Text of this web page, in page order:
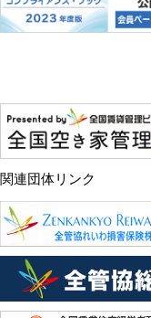
関連団体リンク